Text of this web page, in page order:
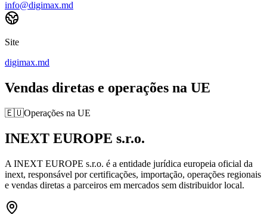
info@digimax.md
Site
digimax.md
Vendas diretas e operações na UE
🇪🇺Operações na UE
INEXT EUROPE s.r.o.
A INEXT EUROPE s.r.o. é a entidade jurídica europeia oficial da
inext, responsável por certificações, importação, operações regionais
e vendas diretas a parceiros em mercados sem distribuidor local.